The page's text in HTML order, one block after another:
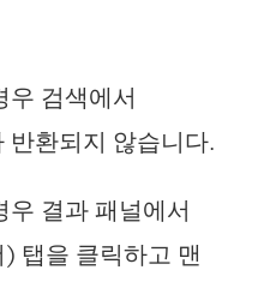
우 검색에서
반환되지 않습니다.
우 결과 패널에서
탭을 클릭하고 맨